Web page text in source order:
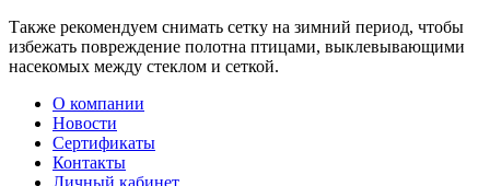
Также рекомендуем снимать сетку на зимний период, чтобы
избежать повреждение полотна птицами, выклевывающими
насекомых между стеклом и сеткой.
О компании
Новости
Сертификаты
Контакты
Личный кабинет